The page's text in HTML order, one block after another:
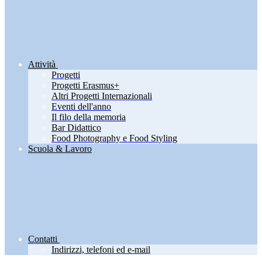
Attività
Progetti
Progetti Erasmus+
Altri Progetti Internazionali
Eventi dell'anno
Il filo della memoria
Bar Didattico
Food Photography e Food Styling
Scuola & Lavoro
Contatti
Indirizzi, telefoni ed e-mail